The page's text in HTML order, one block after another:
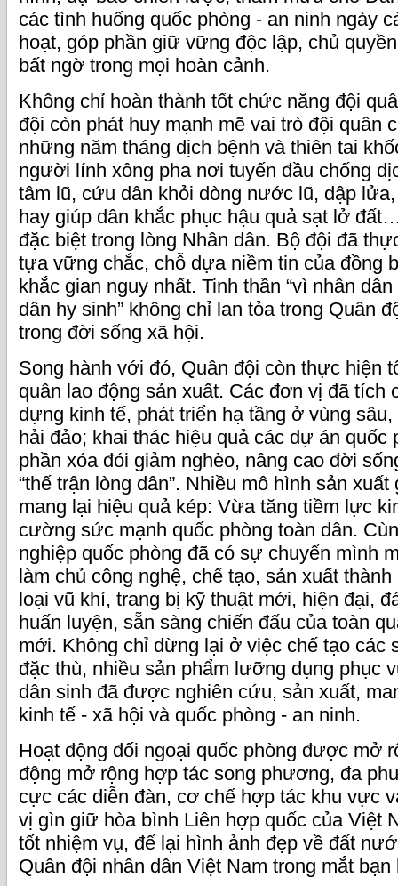
các tình huống quốc phòng - an ninh ngày
hoạt, góp phần giữ vững độc lập, chủ
bất ngờ trong mọi hoàn cảnh.
Không chỉ hoàn thành tốt chức năng đội
đội còn phát huy mạnh mẽ vai trò đội quân
những năm tháng dịch bệnh và thiên tai
người lính xông pha nơi tuyến đầu chống
tâm lũ, cứu dân khỏi dòng nước lũ, dập
hay giúp dân khắc phục hậu quả sạt lở
đặc biệt trong lòng Nhân dân. Bộ đội đã
tựa vững chắc, chỗ dựa niềm tin của đồng
khắc gian nguy nhất. Tinh thần “vì nhân
dân hy sinh” không chỉ lan tỏa trong Quân
trong đời sống xã hội.
Song hành với đó, Quân đội còn thực hiện
quân lao động sản xuất. Các đơn vị đã tích
dựng kinh tế, phát triển hạ tầng ở vùng
hải đảo; khai thác hiệu quả các dự án quốc
phần xóa đói giảm nghèo, nâng cao đời
“thế trận lòng dân”. Nhiều mô hình sản
mang lại hiệu quả kép: Vừa tăng tiềm lực
cường sức mạnh quốc phòng toàn dân.
nghiệp quốc phòng đã có sự chuyển mình
làm chủ công nghệ, chế tạo, sản xuất
loại vũ khí, trang bị kỹ thuật mới, hiện đại,
huấn luyện, sẵn sàng chiến đấu của toàn
mới. Không chỉ dừng lại ở việc chế tạo các
đặc thù, nhiều sản phẩm lưỡng dụng phục
dân sinh đã được nghiên cứu, sản xuất,
kinh tế - xã hội và quốc phòng - an ninh.
Hoạt động đối ngoại quốc phòng được mở
động mở rộng hợp tác song phương, đa
cực các diễn đàn, cơ chế hợp tác khu vực
vị gìn giữ hòa bình Liên hợp quốc của Việt
tốt nhiệm vụ, để lại hình ảnh đẹp về đất
Quân đội nhân dân Việt Nam trong mắt bạn